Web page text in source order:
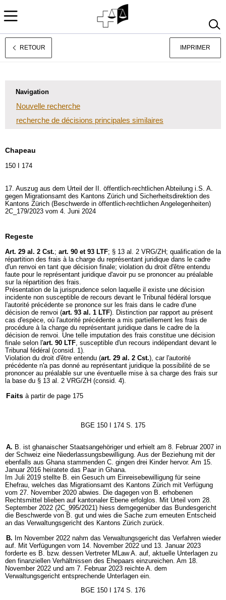
Deutsch
RETOUR IMPRIMER
Navigation
Nouvelle recherche
recherche de décisions principales similaires
Chapeau
150 I 174
17. Auszug aus dem Urteil der II. öffentlich-rechtlichen Abteilung i.S. A.
gegen Migrationsamt des Kantons Zürich und Sicherheitsdirektion des
Kantons Zürich (Beschwerde in öffentlich-rechtlichen Angelegenheiten)
2C_179/2023 vom 4. Juni 2024
Regeste
Art. 29 al. 2 Cst.; art. 90 et 93 LTF; § 13 al. 2 VRG/ZH; qualification de la
répartition des frais à la charge du représentant juridique dans le cadre
d'un renvoi en tant que décision finale; violation du droit d'être entendu
faute pour le représentant juridique d'avoir pu se prononcer au préalable
sur la répartition des frais.
Présentation de la jurisprudence selon laquelle il existe une décision
incidente non susceptible de recours devant le Tribunal fédéral lorsque
l'autorité précédente se prononce sur les frais dans le cadre d'une
décision de renvoi (art. 93 al. 1 LTF). Distinction par rapport au présent
cas d'espèce, où l'autorité précédente a mis partiellement les frais de
procédure à la charge du représentant juridique dans le cadre de la
décision de renvoi. Une telle imputation des frais constitue une décision
finale selon l'art. 90 LTF, susceptible d'un recours indépendant devant le
Tribunal fédéral (consid. 1).
Violation du droit d'être entendu (art. 29 al. 2 Cst.), car l'autorité
précédente n'a pas donné au représentant juridique la possibilité de se
prononcer au préalable sur une éventuelle mise à sa charge des frais sur
la base du § 13 al. 2 VRG/ZH (consid. 4).
Faits à partir de page 175
BGE 150 I 174 S. 175
A. B. ist ghanaischer Staatsangehöriger und erhielt am 8. Februar 2007 in
der Schweiz eine Niederlassungsbewilligung. Aus der Beziehung mit der
ebenfalls aus Ghana stammenden C. gingen drei Kinder hervor. Am 15.
Januar 2016 heiratete das Paar in Ghana.
Im Juli 2019 stellte B. ein Gesuch um Einreisebewilligung für seine
Ehefrau, welches das Migrationsamt des Kantons Zürich mit Verfügung
vom 27. November 2020 abwies. Die dagegen von B. erhobenen
Rechtsmittel blieben auf kantonaler Ebene erfolglos. Mit Urteil vom 28.
September 2022 (2C_995/2021) hiess demgegenüber das Bundesgericht
die Beschwerde von B. gut und wies die Sache zum erneuten Entscheid
an das Verwaltungsgericht des Kantons Zürich zurück.
B. Im November 2022 nahm das Verwaltungsgericht das Verfahren wieder
auf. Mit Verfügungen vom 14. November 2022 und 13. Januar 2023
forderte es B. bzw. dessen Vertreter MLaw A. auf, aktuelle Unterlagen zu
den finanziellen Verhältnissen des Ehepaars einzureichen. Am 18.
November 2022 und am 7. Februar 2023 reichte A. dem
Verwaltungsgericht entsprechende Unterlagen ein.
BGE 150 I 174 S. 176